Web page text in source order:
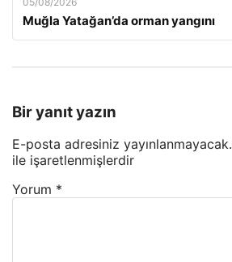
Muğla Yatağan’da orman yangını
Bir yanıt yazın
E-posta adresiniz yayınlanmayacak.
ile işaretlenmişlerdir
Yorum *